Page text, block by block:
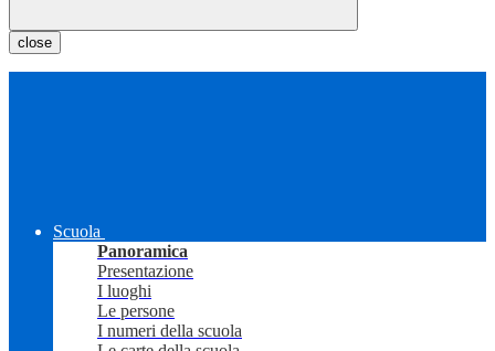
close
Scuola
Panoramica
Presentazione
I luoghi
Le persone
I numeri della scuola